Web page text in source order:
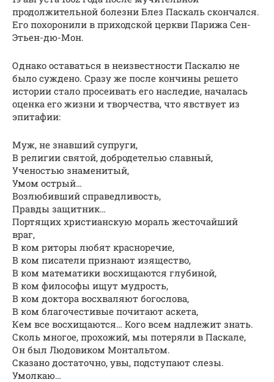
продолжительной болезни Блез Паскаль скончался.
Его похоронили в приходской церкви Парижа Сен-
Этьен-дю-Мон.
Однако оставаться в неизвестности Паскалю не
было суждено. Сразу же после кончины решето
истории стало просеивать его наследие, началась
оценка его жизни и творчества, что явствует из
эпитафии:
Муж, не знавший супруги,
В религии святой, добродетелью славный,
Ученостью знаменитый,
Умом острый…
Возлюбивший справедливость,
Правды защитник…
Портящих христианскую мораль жесточайший
враг,
В ком риторы любят красноречие,
В ком писатели признают изящество,
В ком математики восхищаются глубиной,
В ком философы ищут мудрость,
В ком доктора восхваляют богослова,
В ком благочестивые почитают аскета,
Кем все восхищаются… Кого всем надлежит знать.
Сколь многое, прохожий, мы потеряли в Паскале,
Он был Людовиком Монтальтом.
Сказано достаточно, увы, подступают слезы.
Умолкаю…